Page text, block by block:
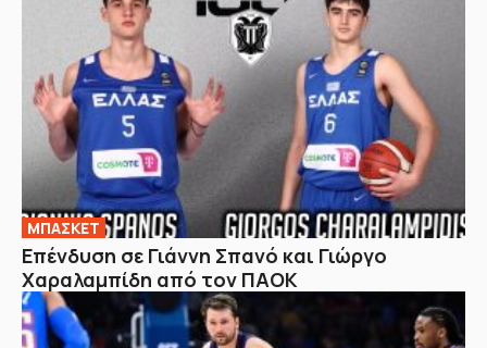
ΜΠΑΣΚΕΤ
Επένδυση σε Γιάννη Σπανό και Γιώργο
Χαραλαμπίδη από τον ΠΑΟΚ